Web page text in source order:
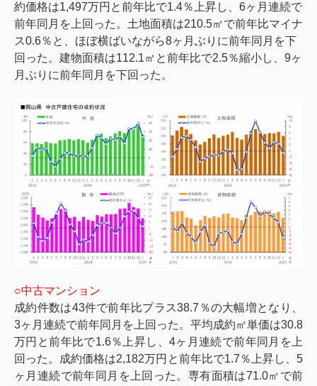
約価格は1,497万円と前年比で1.4％上昇し、 6ヶ月連続で
前年同月を上回った。土地面積は210.5㎡で前年比マイナ
ス0.6％と、ほぼ横ばいながら8ヶ月ぶりに前年同月を下
回った。建物面積は112.1㎡と前年比で2.5％縮小し、 9ヶ
月ぶりに前年同月を下回った。
○中古マンション
成約件数は43件で前年比プラス38.7 ％の大幅増となり、
3ヶ月連続で前年同月を上回った。平均成約㎡単価は30.8
万円と前年比で1.6％上昇し、 4ヶ月連続で前年同月を上
回った。成約価格は2,182万円と前年比で1.7 ％上昇し、5
ヶ月連続で前年同月を上回った。専有面積は71.0㎡で前